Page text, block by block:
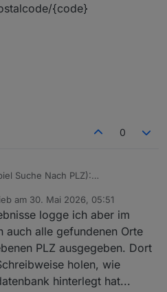
{code}
0
Suche Nach PLZ):
am 30. Mai 2026, 05:51
editiert von
logge ich aber im
alle gefundenen Orte
PLZ ausgegeben. Dort
holen, wie
hinterlegt hat...